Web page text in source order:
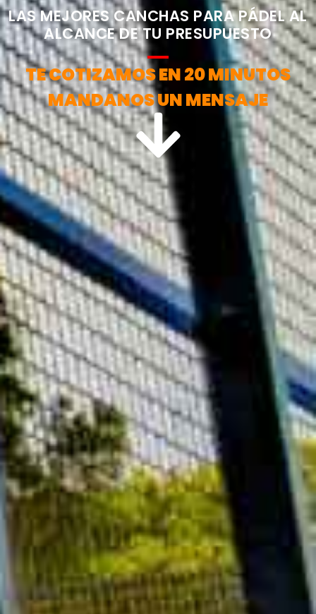
LAS MEJORES CANCHAS PARA PÁDEL AL
ALCANCE DE TU PRESUPUESTO
TE COTIZAMOS EN 20 MINUTOS
MANDANOS UN MENSAJE